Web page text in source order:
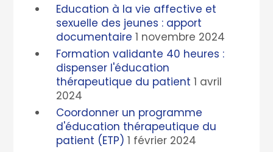
Education à la vie affective et
sexuelle des jeunes : apport
documentaire 1 novembre 2024
Formation validante 40 heures :
dispenser l'éducation
thérapeutique du patient 1 avril
2024
Coordonner un programme
d'éducation thérapeutique du
patient (ETP) 1 février 2024